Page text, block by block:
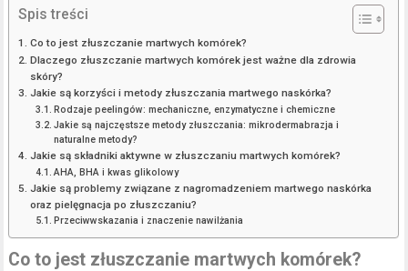
Spis treści
Co to jest złuszczanie martwych komórek?
Dlaczego złuszczanie martwych komórek jest ważne dla zdrowia
skóry?
Jakie są korzyści i metody złuszczania martwego naskórka?
Rodzaje peelingów: mechaniczne, enzymatyczne i chemiczne
Jakie są najczęstsze metody złuszczania: mikrodermabrazja i
naturalne metody?
Jakie są składniki aktywne w złuszczaniu martwych komórek?
AHA, BHA i kwas glikolowy
Jakie są problemy związane z nagromadzeniem martwego naskórka
oraz pielęgnacja po złuszczaniu?
Przeciwwskazania i znaczenie nawilżania
Co to jest złuszczanie martwych komórek?